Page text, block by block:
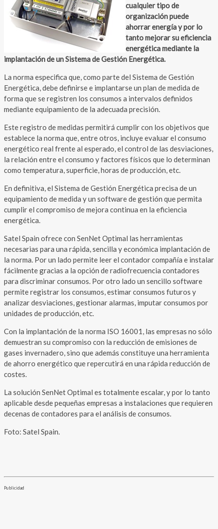
cualquier tipo de
organización puede
ahorrar energía y por lo
tanto mejorar su eficiencia
energética mediante la
implantación de un Sistema de Gestión Energética.
La norma especifica que, como parte del Sistema de Gestión
Energética, debe definirse e implantarse un plan de medida de
forma que se registren los consumos a intervalos definidos
mediante equipamiento de la adecuada precisión.
Este registro de medidas permitirá cumplir con los objetivos que
establece la norma que, entre otros, incluye evaluar el consumo
energético real frente al esperado, el control de las desviaciones,
la relación entre el consumo y factores físicos que lo determinan
como temperatura, superficie, horas de producción, etc.
En definitiva, el Sistema de Gestión Energética precisa de un
equipamiento de medida y un software de gestión que permita
cumplir el compromiso de mejora continua en la eficiencia
energética.
Satel Spain ofrece con SenNet Optimal las herramientas
necesarias para una rápida, sencilla y económica implantación de
la norma. Por un lado permite leer el contador compañía e instalar
fácilmente gracias a la opción de radiofrecuencia contadores
para discriminar consumos. Por otro lado un sencillo software
permite registrar los consumos, estimar consumos futuros y
analizar desviaciones, gestionar alarmas, imputar consumos por
unidades de producción, etc.
Con la implantación de la norma ISO 16001, las empresas no sólo
demuestran su compromiso con la reducción de emisiones de
gases invernadero, sino que además constituye una herramienta
de ahorro energético que repercutirá en una rápida reducción de
costes.
La solución SenNet Optimal es totalmente escalar, y por lo tanto
aplicable desde pequeñas empresas a instalaciones que requieren
decenas de contadores para el análisis de consumos.
Foto: Satel Spain.
Publicidad